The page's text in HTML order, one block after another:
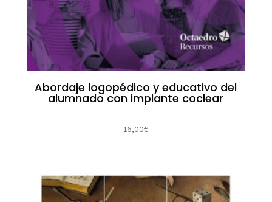
Abordaje logopédico y educativo del
alumnado con implante coclear
16,00€